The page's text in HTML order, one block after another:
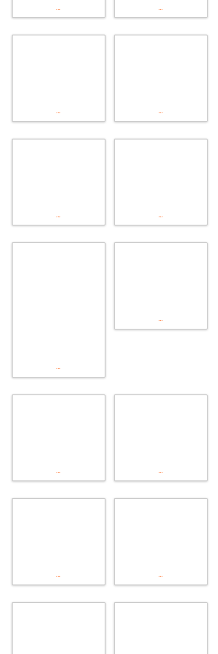
... ...
... ...
... ...
...
...
... ...
... ...